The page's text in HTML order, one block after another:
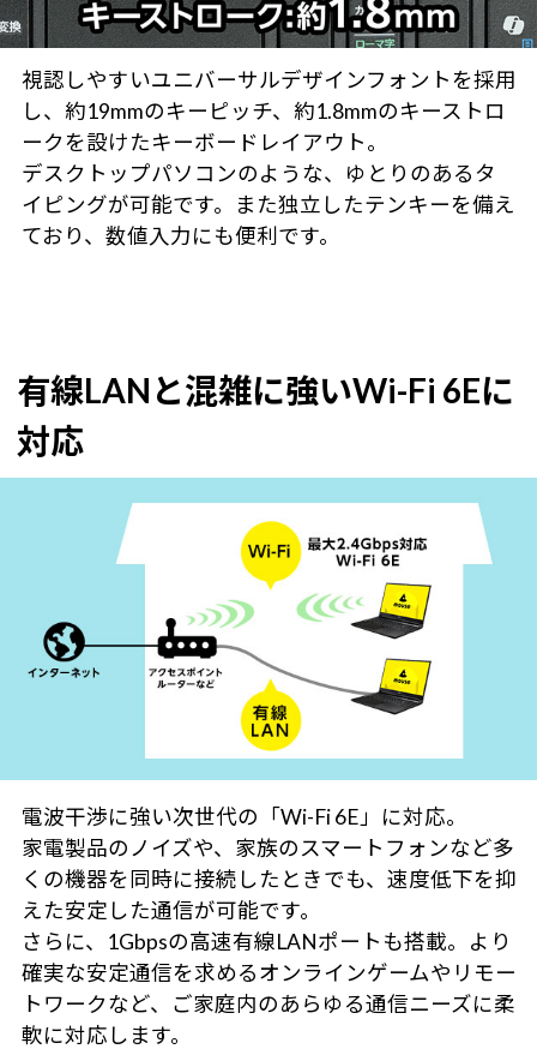
視認しやすいユニバーサルデザインフォントを採用
し、約19mmのキーピッチ、約1.8mmのキーストロ
ークを設けたキーボードレイアウト。
デスクトップパソコンのような、ゆとりのあるタ
イピングが可能です。また独立したテンキーを備え
ており、数値入力にも便利です。
有線LANと混雑に強いWi-Fi 6Eに
対応
電波干渉に強い次世代の「Wi-Fi 6E」に対応。
家電製品のノイズや、家族のスマートフォンなど多
くの機器を同時に接続したときでも、速度低下を抑
えた安定した通信が可能です。
さらに、1Gbpsの高速有線LANポートも搭載。より
確実な安定通信を求めるオンラインゲームやリモー
トワークなど、ご家庭内のあらゆる通信ニーズに柔
軟に対応します。